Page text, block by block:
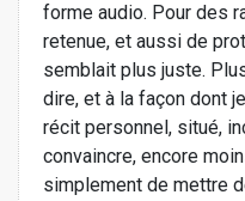
forme audio. Pour des
retenue, et aussi de
semblait plus juste.
dire, et à la façon dont je
récit personnel, situé,
convaincre, encore
simplement de mettre